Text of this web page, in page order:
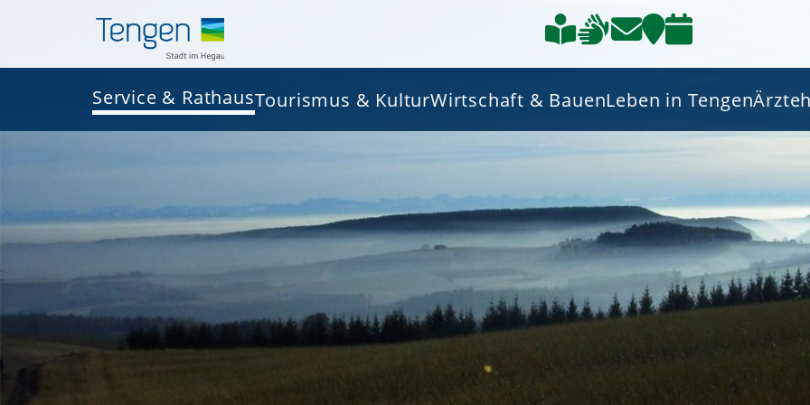
Service & RathausTourismus & KulturWirtschaft & BauenLeben in Tengen